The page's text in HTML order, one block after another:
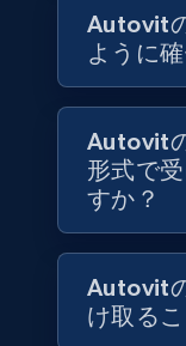
lc, and more.
Business
6.3K+
URL, Final
Specifications,
Autovit
ように
Autovit
形式で
すか？
Autovit
け取る